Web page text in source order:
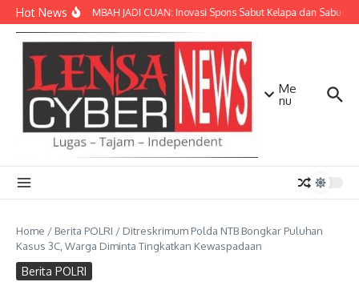
Lewati ke konten
Hot NewsSULAP LIMBAH JADI CUAN: Inovasi Spons Sabut Kelapa dan Sabun
Me
nu
Home / Berita POLRI / Ditreskrimum Polda NTB Bongkar Puluhan
Kasus 3C, Warga Diminta Tingkatkan Kewaspadaan
Berita POLRI